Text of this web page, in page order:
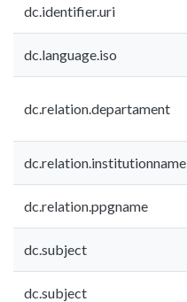
dc.identifier.uri
dc.language.iso
dc.relation.departament
dc.relation.institutionname
dc.relation.ppgname
dc.subject
dc.subject